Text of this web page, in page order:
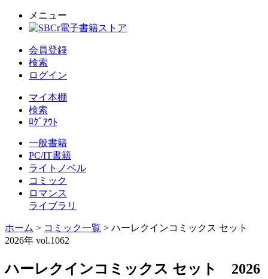
メニュー
会員登録
検索
ログイン
マイ本棚
検索
ﾛｸﾞｱｳﾄ
一般書籍
PC/IT書籍
ライトノベル
コミック
ロマンス
ライブラリ
ホーム > コミック一覧 > ハーレクインコミックス セット
2026年 vol.1062
ハーレクインコミックス セット 2026